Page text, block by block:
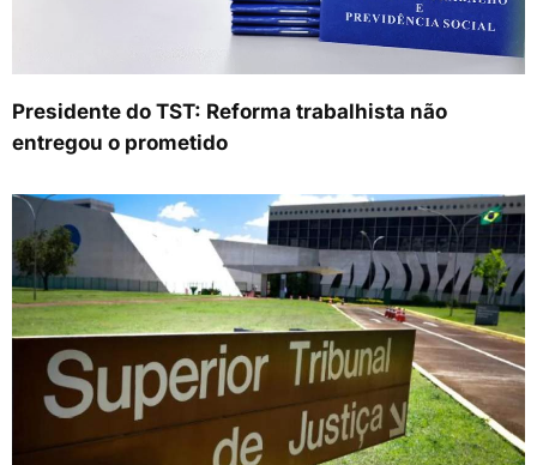
Presidente do TST: Reforma trabalhista não
entregou o prometido